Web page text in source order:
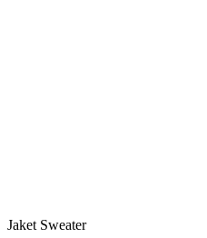
Jaket Sweater